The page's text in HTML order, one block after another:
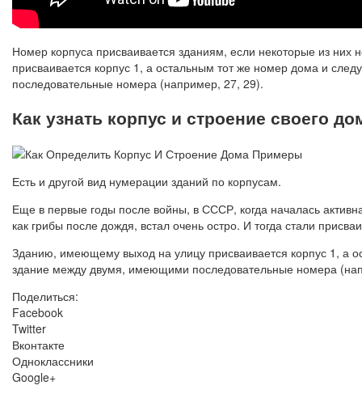
Номер корпуса присваивается зданиям, если некоторые из
присваивается корпус 1, а остальным тот же номер дома и
последовательные номера (например, 27, 29).
Как узнать корпус и строение своего
Есть и другой вид нумерации зданий по корпусам.
Еще в первые годы после войны, в СССР, когда началась
как грибы после дождя, встал очень остро. И тогда стали
Зданию, имеющему выход на улицу присваивается корпус 1, а
здание между двумя, имеющими последовательные номера
Поделиться:
Facebook
Twitter
Вконтакте
Одноклассники
Google+